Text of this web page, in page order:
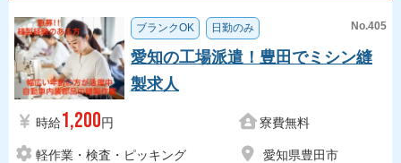
ブランクOK 日勤のみ No.405
愛知の工場派遣！豊田でミシン縫
製求人
時給1,200円 寮費無料
軽作業・検査・ピッキング 愛知県豊田市